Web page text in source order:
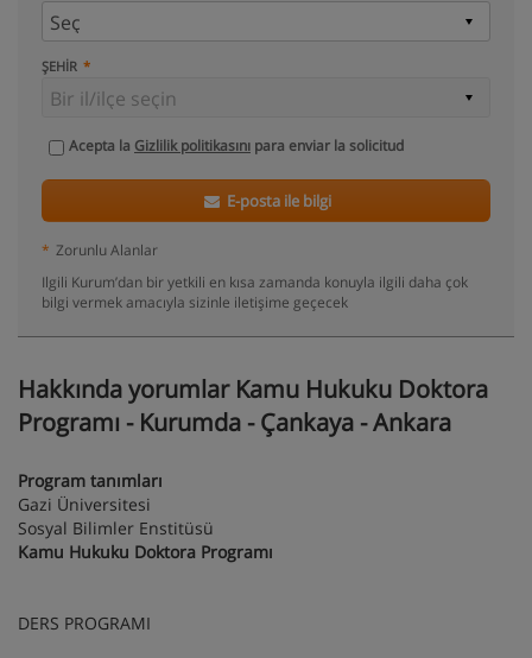
ŞEHIR
Acepta la Gizlilik politikasını para enviar la solicitud
E-posta ile bilgi
* Zorunlu Alanlar
Ilgili Kurum’dan bir yetkili en kısa zamanda konuyla ilgili daha çok
bilgi vermek amacıyla sizinle iletişime geçecek
Hakkında yorumlar Kamu Hukuku Doktora
Programı - Kurumda - Çankaya - Ankara
Program tanımları
Gazi Üniversitesi
Sosyal Bilimler Enstitüsü
Kamu Hukuku Doktora Programı
DERS PROGRAMI